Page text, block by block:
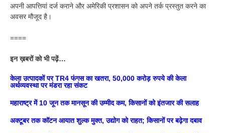
अपनी आपत्तियां दर्ज कराने और अमेरिकी प्रशासन को अपने तर्क प्रस्तुत करने का
अवसर मौजूद है।
====
इन ख़बरों को भी पढ़ें…
केला उत्पादकों पर TR4 फंगस का खतरा, 50,000 करोड़ रुपये की केला
अर्थव्यवस्था पर मंडरा रहा संकट
महाराष्ट्र में 10 जून तक मानसून की उम्मीद कम, किसानों को इंतजार की सलाह
अक्टूबर तक कॉटन आयात शुल्क मुक्त, उद्योग को राहत; किसानों पर बढ़ेगा दबाव